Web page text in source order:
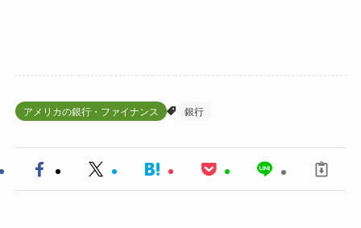
アメリカの銀行・ファイナンス 銀行